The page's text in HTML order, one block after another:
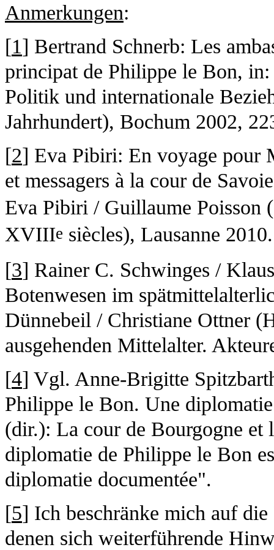
Anmerkungen:
[1] Bertrand Schnerb: Les
principat de Philippe le Bon,
Politik und internationale
Jahrhundert), Bochum 2002,
[2] Eva Pibiri: En voyage pour
et messagers à la cour de
Eva Pibiri / Guillaume Poisson
XVIIIe siècles), Lausanne 2010.
[3] Rainer C. Schwinges /
Botenwesen im
Dünnebeil / Christiane Ottner
ausgehenden Mittelalter.
[4] Vgl. Anne-Brigitte
Philippe le Bon. Une
(dir.): La cour de Bourgogne
diplomatie de Philippe le Bon
diplomatie documentée".
[5] Ich beschränke mich auf
denen sich weiterführende